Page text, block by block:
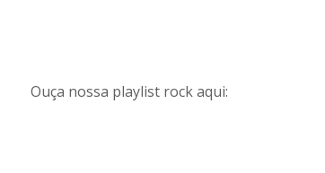
Ouça nossa playlist rock aqui: